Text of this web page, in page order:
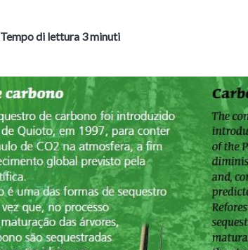
Tempo di lettura 3 minuti